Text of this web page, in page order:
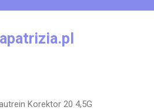
Korektor 20 4,5G